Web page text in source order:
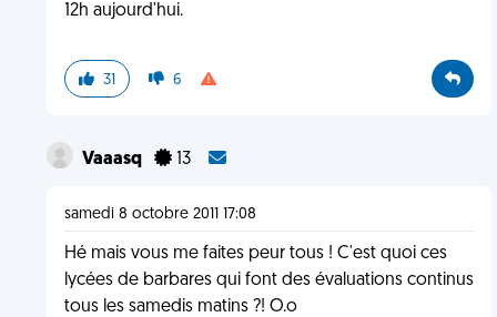
12h aujourd'hui.
31 6
Vaaasq 13
samedi 8 octobre 2011 17:08
Hé mais vous me faites peur tous ! C'est quoi ces
lycées de barbares qui font des évaluations continus
tous les samedis matins ?! O.o